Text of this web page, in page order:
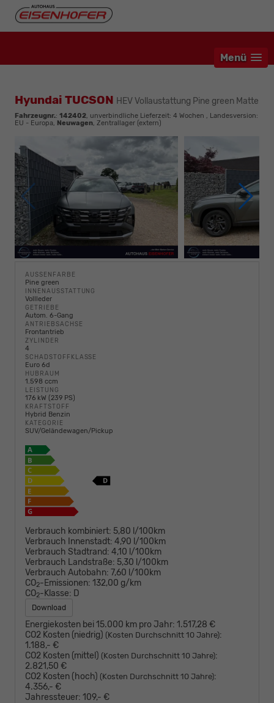
Menü
Hyundai TUCSON HEV Vollaustattung Pine green Matte
Fahrzeugnr.: 142402, unverbindliche Lieferzeit: 4 Wochen , Landesversion:
EU - Europa, Neuwagen, Zentrallager (extern)
AUSSENFARBE
Pine green
INNENAUSSTATTUNG
Vollleder
GETRIEBE
Autom. 6-Gang
ANTRIEBSACHSE
Frontantrieb
ZYLINDER
4
SCHADSTOFFKLASSE
Euro 6d
HUBRAUM
1.598 ccm
LEISTUNG
176 kW (239 PS)
KRAFTSTOFF
Hybrid Benzin
KATEGORIE
SUV/Geländewagen/Pickup
Verbrauch kombiniert: 5,80 l/100km
Verbrauch Innenstadt: 4,90 l/100km
Verbrauch Stadtrand: 4,10 l/100km
Verbrauch Landstraße: 5,30 l/100km
Verbrauch Autobahn: 7,60 l/100km
CO2-Emissionen: 132,00 g/km
CO2-Klasse: D
Download
Energiekosten bei 15.000 km pro Jahr: 1.517,28 €
CO2 Kosten (niedrig) (Kosten Durchschnitt 10 Jahre):
1.188,- €
CO2 Kosten (mittel) (Kosten Durchschnitt 10 Jahre):
2.821,50 €
CO2 Kosten (hoch) (Kosten Durchschnitt 10 Jahre):
4.356,- €
Jahressteuer: 109,- €